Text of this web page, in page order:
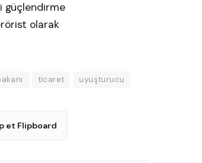
güçlendirme
olarak
ticaret uyuşturucu
et Flipboard